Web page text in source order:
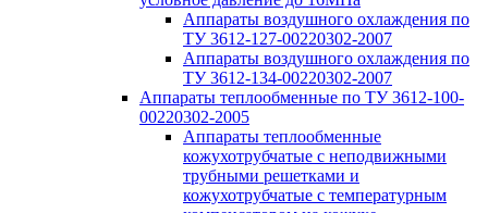
Аппараты воздушного охлаждения по
ТУ 3612-127-00220302-2007
Аппараты воздушного охлаждения по
ТУ 3612-134-00220302-2007
Аппараты теплообменные по ТУ 3612-100-
00220302-2005
Аппараты теплообменные
кожухотрубчатые с неподвижными
трубными решетками и
кожухотрубчатые с температурным